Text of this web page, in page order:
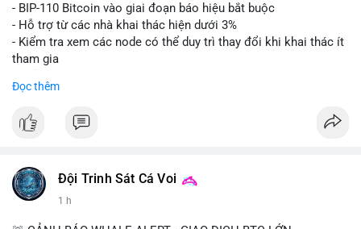
Lời khuyên: Nhà đầu tư nhỏ lẻ nên thận trọng quan sát biến
động thanh khoản trong 24-48 giờ tới. Tránh hành động theo
cảm xúc, hãy chờ xác nhận điểm đến của số BTC này trước khi
điều chỉnh vị thế.
#556btc #36trusd
- BIP-110 Bitcoin vào giai đoạn báo hiệu bắt buộc
- Hỗ trợ từ các nhà khai thác hiện dưới 3%
- Kiểm tra xem các node có thể duy trì thay đổi khi khai thác ít
tham gia
📰 Nguồn: Cointelegraph
Đọc thêm
Đội Trinh Sát Cá Voi
1 h